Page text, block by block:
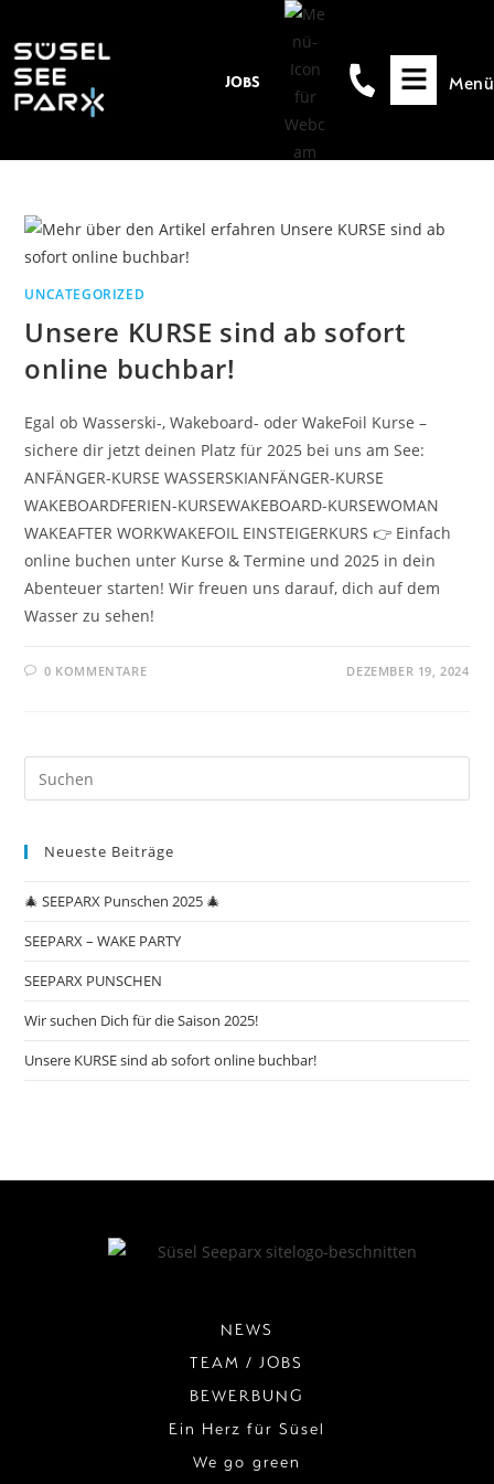
JOBS Menü
UNCATEGORIZED
Unsere KURSE sind ab sofort
online buchbar!
Egal ob Wasserski-, Wakeboard- oder WakeFoil Kurse –
sichere dir jetzt deinen Platz für 2025 bei uns am See:
ANFÄNGER-KURSE WASSERSKIANFÄNGER-KURSE
WAKEBOARDFERIEN-KURSEWAKEBOARD-KURSEWOMAN
WAKEAFTER WORKWAKEFOIL EINSTEIGERKURS 👉 Einfach
online buchen unter Kurse & Termine und 2025 in dein
Abenteuer starten! Wir freuen uns darauf, dich auf dem
Wasser zu sehen!
0 KOMMENTARE DEZEMBER 19, 2024
Neueste Beiträge
🎄 SEEPARX Punschen 2025 🎄
SEEPARX – WAKE PARTY
SEEPARX PUNSCHEN
Wir suchen Dich für die Saison 2025!
Unsere KURSE sind ab sofort online buchbar!
NEWS
TEAM / JOBS
BEWERBUNG
Ein Herz für Süsel
We go green